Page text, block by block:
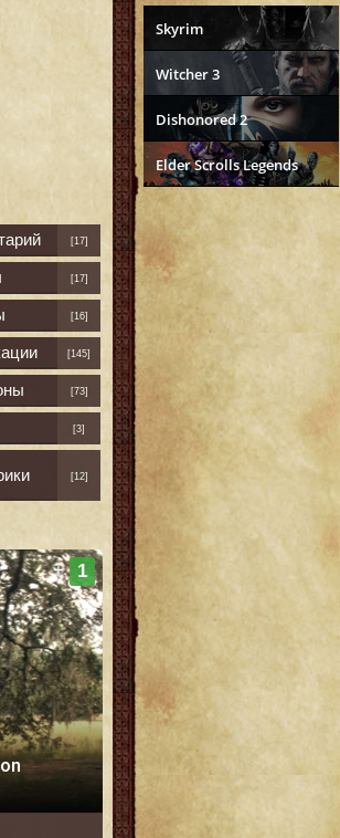
Skyrim
Witcher 3
Dishonored 2
Elder Scrolls Legends
[17]
[17]
[16]
[145]
[73]
[3]
[12]
+ 1